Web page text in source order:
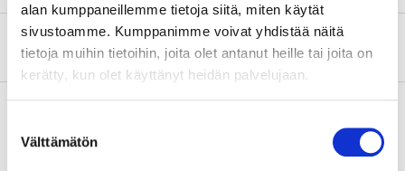
alan kumppaneillemme tietoja siitä, miten käytät
sivustoamme. Kumppanimme voivat yhdistää näitä
tietoja muihin tietoihin, joita olet antanut heille tai joita on
kerätty, kun olet käyttänyt heidän palvelujaan.
valinta
Välttämätön
Om tillverkaren